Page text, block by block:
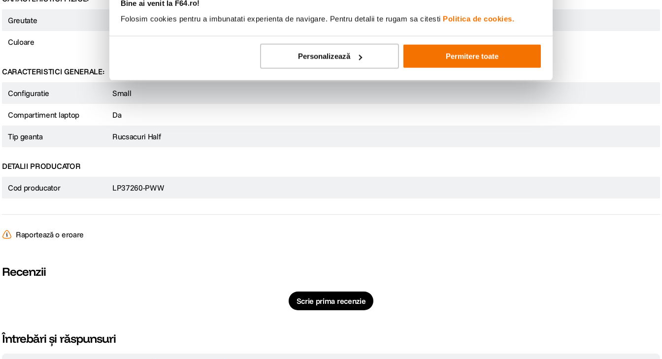
Bine ai venit la F64.ro!
Folosim cookies pentru a imbunatati experienta de navigare. Pentru detalii te rugam sa citesti Politica de cookies.
Personalizează Permitere toate
Greutate: 1,2 kg
Dimensiuni compartiment pentru laptop de pana la 13'' : 23,5 x 1,5 x 34 cm
Alte detalii:
ActivZone spate ergonomic, ventilat
Sistem de divizare: QuickShelf Divider System
Greutate 1.2 kg
Culoare
CARACTERISTICI GENERALE:
Configuratie Small
Compartiment laptop Da
Tip geanta Rucsacuri Half
DETALII PRODUCATOR
Cod producator LP37260-PWW
Raportează o eroare
Recenzii
Scrie prima recenzie
Întrebări și răspunsuri